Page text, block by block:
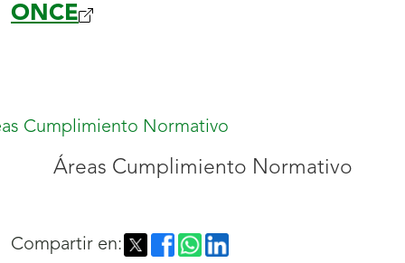
ONCE(se
Áreas Cumplimiento Normativo
Compartir en: